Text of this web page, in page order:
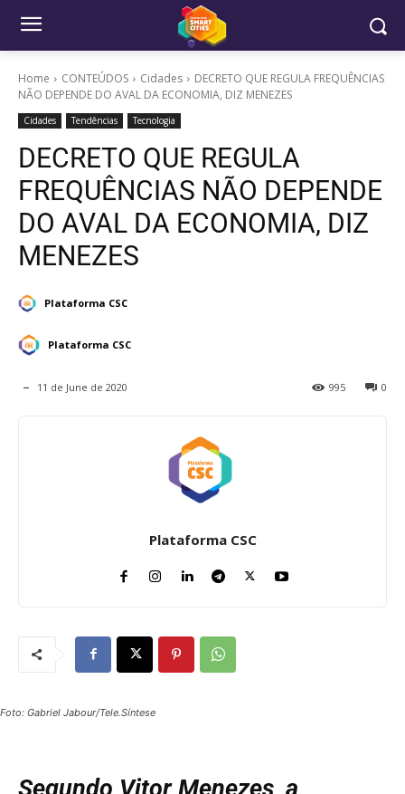
Home CONTEÚDOS Cidades
DECRETO QUE REGULA FREQUÊNCIAS
NÃO DEPENDE DO AVAL DA ECONOMIA, DIZ MENEZES
Cidades Tendências Tecnologia
DECRETO QUE REGULA
FREQUÊNCIAS NÃO DEPENDE
DO AVAL DA ECONOMIA, DIZ
MENEZES
Plataforma CSC
Plataforma CSC
11 de June de 2020 0
995
Plataforma CSC
Foto: Gabriel Jabour/Tele.Síntese